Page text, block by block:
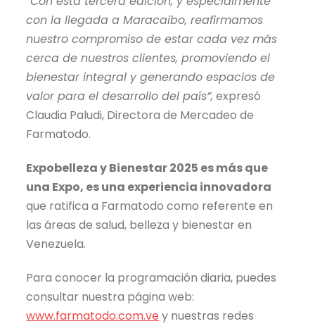
con la llegada a Maracaibo, reafirmamos
nuestro compromiso de estar cada vez más
cerca de nuestros clientes, promoviendo el
bienestar integral y generando espacios de
valor para el desarrollo del país”, expresó
Claudia Paludi, Directora de Mercadeo de
Farmatodo.
Expobelleza y Bienestar 2025 es más que
una Expo, es una experiencia innovadora
que ratifica a Farmatodo como referente en
las áreas de salud, belleza y bienestar en
Venezuela.
Para conocer la programación diaria, puedes
consultar nuestra página web:
www.farmatodo.com.ve y nuestras redes